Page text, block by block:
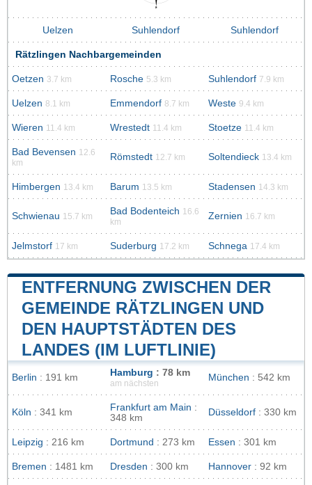
Uelzen Suhlendorf Suhlendorf
Rätzlingen Nachbargemeinden
Oetzen 3.7 km Rosche 5.3 km Suhlendorf 7.9 km
Uelzen 8.1 km Emmendorf 8.7 km Weste 9.4 km
Wieren 11.4 km Wrestedt 11.4 km Stoetze 11.4 km
Bad Bevensen 12.6
km
Römstedt 12.7 km Soltendieck 13.4 km
Himbergen 13.4 km Barum 13.5 km Stadensen 14.3 km
Schwienau 15.7 km Bad Bodenteich 16.6
km
Zernien 16.7 km
Jelmstorf 17 km Suderburg 17.2 km Schnega 17.4 km
ENTFERNUNG ZWISCHEN DER
GEMEINDE RÄTZLINGEN UND
DEN HAUPTSTÄDTEN DES
LANDES (IM LUFTLINIE)
Berlin : 191 km Hamburg : 78 km
am nächsten
München : 542 km
Köln : 341 km Frankfurt am Main :
348 km
Düsseldorf : 330 km
Leipzig : 216 km Dortmund : 273 km Essen : 301 km
Bremen : 1481 km Dresden : 300 km Hannover : 92 km